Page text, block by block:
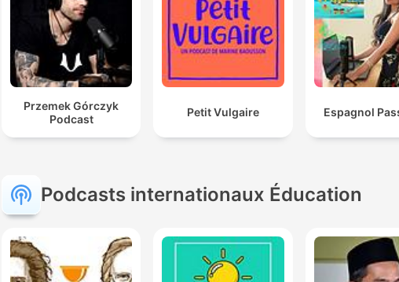
Przemek Górczyk
Podcast
Petit Vulgaire Espagnol
Podcasts internationaux Éducation